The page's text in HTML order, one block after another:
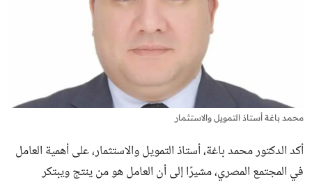
محمد باغة أستاذ التمويل والاستثمار
أكد الدكتور محمد باغة، أستاذ التمويل والاستثمار، على أهمية العامل
في المجتمع المصري، مشيرًا إلى أن العامل هو من ينتج ويبتكر